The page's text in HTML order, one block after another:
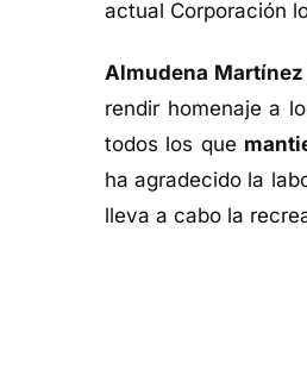
actual Corporación
Almudena Martínez
rendir homenaje a
todos los que
ha agradecido la
lleva a cabo la